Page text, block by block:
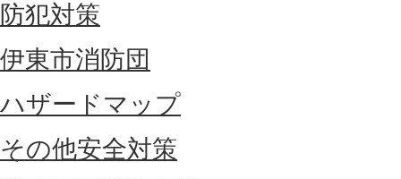
防犯対策
伊東市消防団
ハザードマップ
その他安全対策